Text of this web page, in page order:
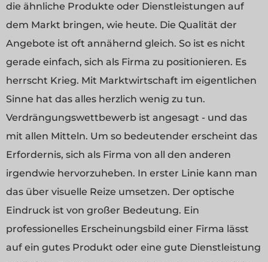
die ähnliche Produkte oder Dienstleistungen auf
dem Markt bringen, wie heute. Die Qualität der
Angebote ist oft annähernd gleich. So ist es nicht
gerade einfach, sich als Firma zu positionieren. Es
herrscht Krieg. Mit Marktwirtschaft im eigentlichen
Sinne hat das alles herzlich wenig zu tun.
Verdrängungswettbewerb ist angesagt - und das
mit allen Mitteln. Um so bedeutender erscheint das
Erfordernis, sich als Firma von all den anderen
irgendwie hervorzuheben. In erster Linie kann man
das über visuelle Reize umsetzen. Der optische
Eindruck ist von großer Bedeutung. Ein
professionelles Erscheinungsbild einer Firma lässt
auf ein gutes Produkt oder eine gute Dienstleistung